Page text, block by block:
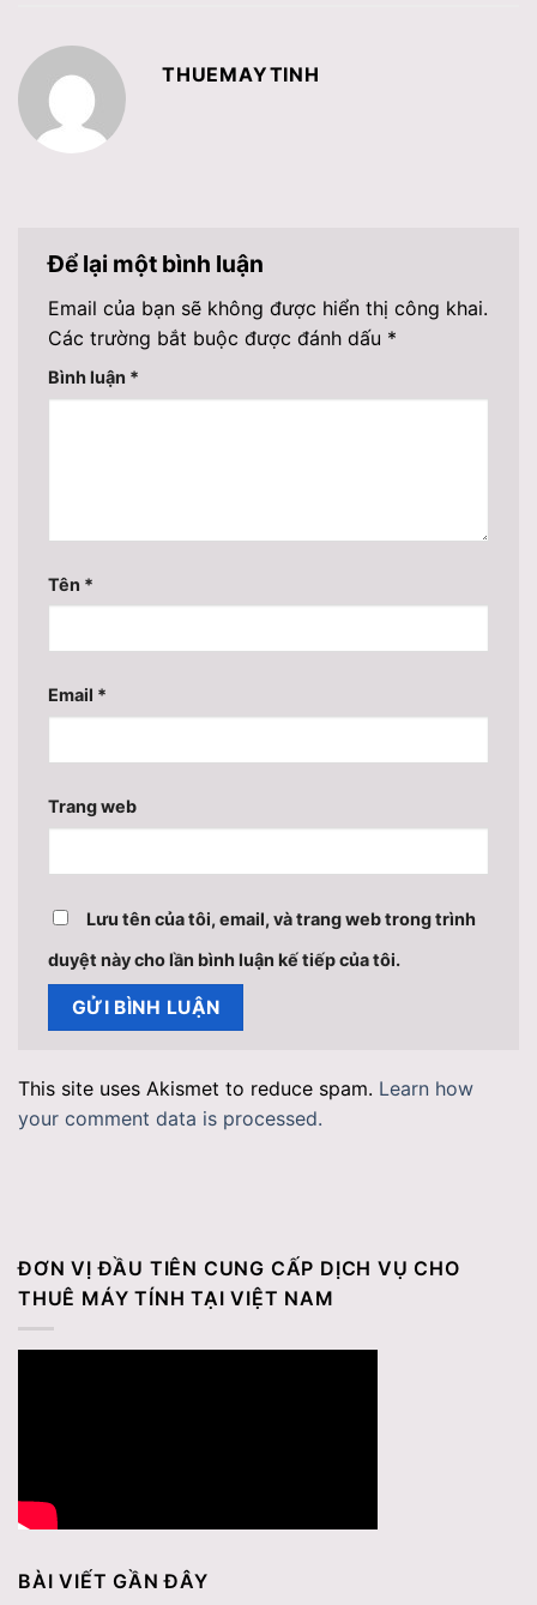
ĐƠN VỊ ĐẦU TIÊN CUNG CẤP DỊCH VỤ CHO
THUÊ MÁY TÍNH TẠI VIỆT NAM
BÀI VIẾT GẦN ĐÂY
THUEMAYTINH
Để lại một bình luận
Email của bạn sẽ không được hiển thị công khai.
Các trường bắt buộc được đánh dấu *
Bình luận *
Tên *
Email *
Trang web
Lưu tên của tôi, email, và trang web trong trình
duyệt này cho lần bình luận kế tiếp của tôi.
This site uses Akismet to reduce spam. Learn how
your comment data is processed.